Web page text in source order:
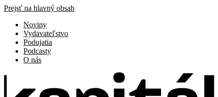
Prejsť na hlavný obsah
Noviny
Vydavateľstvo
Podujatia
Podcasty
O nás